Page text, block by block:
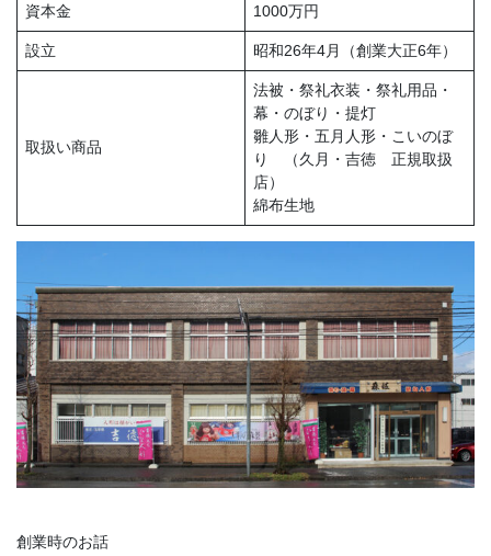
資本金 1000万円
設立 昭和26年4月（創業大正6年）
取扱い商品
法被・祭礼衣装・祭礼用品・
幕・のぼり・提灯
雛人形・五月人形・こいのぼ
り （久月・吉徳 正規取扱
店）
綿布生地
創業時のお話
《奥能登エリア》 能登町「あばれ祭り」、輪島市「輪島大祭」、
珠洲飯田「燈籠山祭り」、穴水「沖波大漁まつり」、珠洲「蛸島キ
リコ祭り」、輪島市「名舟大祭」
◆能登の祭りといえば「キリコ」の存在です。夏から秋にかけ、
「キリコ」とよばれる直方体の形をした山車（だし）の一種が集落
を練り歩きます。豪快な宇出津の「あばれ祭り」が特に有名。